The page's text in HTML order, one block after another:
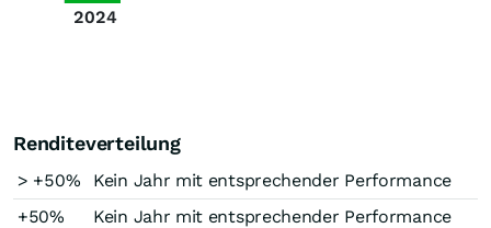
2024
Renditeverteilung
> +50%
Kein Jahr mit entsprechender Performance
+50%
Kein Jahr mit entsprechender Performance